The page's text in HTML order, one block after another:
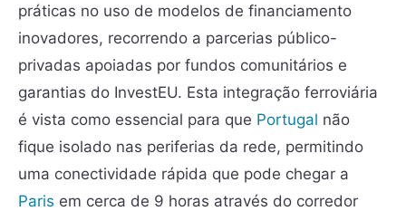
práticas no uso de modelos de financiamento
inovadores, recorrendo a parcerias público-
privadas apoiadas por fundos comunitários e
garantias do InvestEU. Esta integração ferroviária
é vista como essencial para que Portugal não
fique isolado nas periferias da rede, permitindo
uma conectividade rápida que pode chegar a
Paris em cerca de 9 horas através do corredor